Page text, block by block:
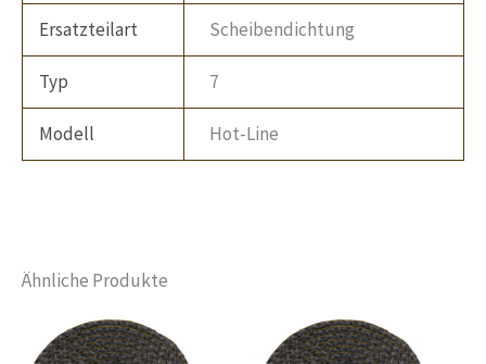
Ersatzteilart Scheibendichtung
Typ 7
Modell Hot-Line
Ähnliche Produkte